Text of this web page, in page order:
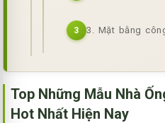
3 3. Mặt bằng
Top Những Mẫu Nhà
Hot Nhất Hiện Nay